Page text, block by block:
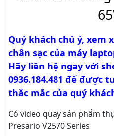
Quý khách chú ý,
chân sạc của máy
Hãy liên hệ ngay với
0936.184.481 để được
thắc mắc của quý
Có video quay sản phẩm
Presario V2570 Series